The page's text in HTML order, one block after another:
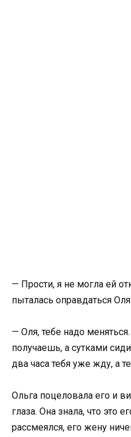
— Прости, я не могла ей
пыталась оправдаться Оля.
— Оля, тебе надо
получаешь, а сутками
два часа тебя уже жду, а
Ольга поцеловала его и
глаза. Она знала, что это
рассмеялся, его жену